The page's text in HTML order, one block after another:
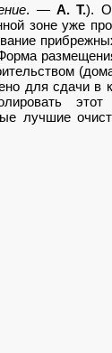
. — А. Т.).
зоне уже
для сдачи в
этот
лучшие